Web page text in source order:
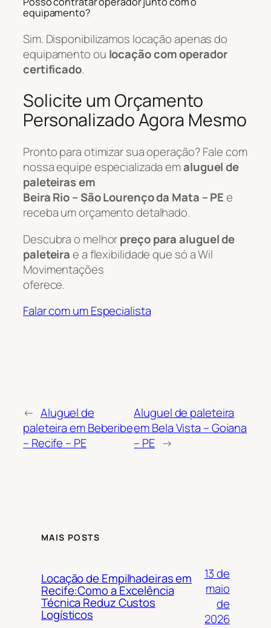
equipamento?
Sim. Disponibilizamos locação apenas do
equipamento ou locação com operador
certificado.
Solicite um Orçamento
Personalizado Agora Mesmo
Pronto para otimizar sua operação? Fale com
nossa equipe especializada emaluguel de
paleteiras em
Beira Rio – São Lourenço da Mata – PEe
receba um orçamento detalhado.
Descubra o melhorpreço para aluguel de
paleteirae a flexibilidade que só a Wil
Movimentações
oferece.
Falar com um Especialista
← Aluguel de
paleteira em Beberibe
– Recife – PE
Aluguel de paleteira
em Bela Vista – Goiana
– PE →
MAIS POSTS
Locação de Empilhadeiras em
Recife:Como a Excelência
Técnica Reduz Custos
Logísticos
13 de
maio
de
2026